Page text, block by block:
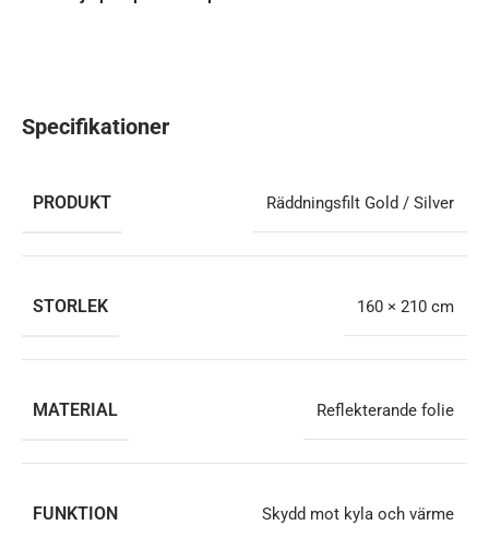
Specifikationer
PRODUKT Räddningsfilt Gold / Silver
STORLEK 160 × 210 cm
MATERIAL Reflekterande folie
FUNKTION Skydd mot kyla och värme